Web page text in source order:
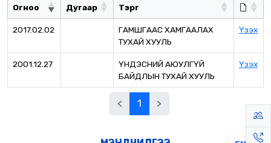
Огноо Дугаар Тэргүү
2017.02.02
ГАМШГААС ХАМГААЛАХ
ТУХАЙ ХУУЛЬ
Үзэх
2001.12.27
ҮНДЭСНИЙ АЮУЛГҮЙ
БАЙДЛЫН ТУХАЙ ХУУЛЬ
Үзэх
< 1 >